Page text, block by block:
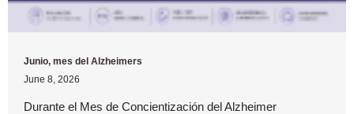
Junio, mes del Alzheimers
June 8, 2026
Durante el Mes de Concientización del Alzheimer